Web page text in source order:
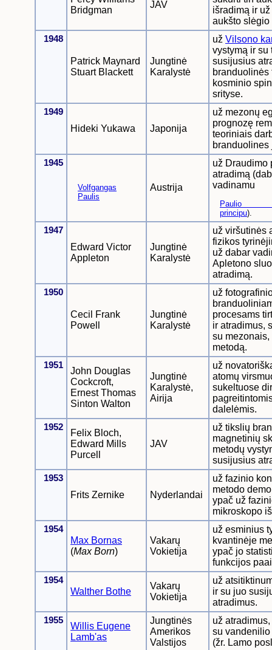
Bridgman
JAV
išradimą ir
aukšto slėgio
1948
Patrick Maynard
Stuart Blackett
Jungtinė
Karalystė
už Vilsono
vystymą ir su
susijusius
branduolinės
kosminio
srityse.
1949
Hideki Yukawa Japonija
už mezonų
prognozę
teoriniais
branduolines
1945
Volfgangas
Paulis
Austrija
už Draudimo
atradimą
vadinamu
Paulio
principu).
1947
Edward Victor
Appleton
Jungtinė
Karalystė
už viršutinės
fizikos
už dabar
Apletono
atradimą.
1950
Cecil Frank
Powell
Jungtinė
Karalystė
už
procesams
ir atradimus,
su mezonais,
metodą.
1951
John Douglas
Cockcroft,
Ernest Thomas
Sinton Walton
Jungtinė
Karalystė,
Airija
už
atomų
sukeltuose
dalelėmis.
1952
Felix Bloch,
Edward Mills
Purcell
JAV
už tikslių
magnetinių
metodų
susijusius
1953
Frits Zernike Nyderlandai
už fazinio
metodo
ypač už
mikroskopo
1954
Max Bornas
(Max Born)
Vakarų
Vokietija
už esminius
kvantinėje
ypač jo
funkcijos
1954
Walther Bothe
Vakarų
Vokietija
už
ir su juo
atradimus.
1955
Willis Eugene
Lamb'as
Jungtinės
Amerikos
Valstijos
už
su vandenilio
(žr. Lamo